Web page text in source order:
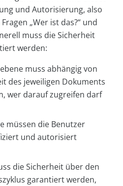
und Autorisierung, also
„Wer ist das?“ und
muss die Sicherheit
werden:
muss abhängig von
des jeweiligen Dokuments
wer darauf zugreifen darf
müssen die Benutzer
und autorisiert
die Sicherheit über den
garantiert werden,